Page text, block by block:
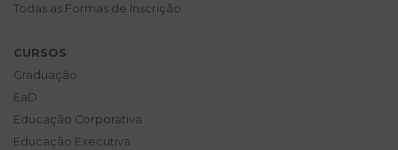
Todas as Formas de Inscrição
CURSOS
Graduação
EaD
Educação Corporativa
Educação Executiva